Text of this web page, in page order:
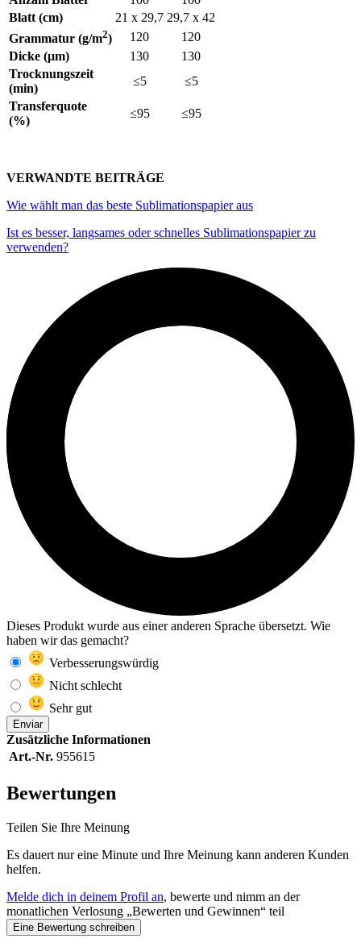
Blatt (cm)
21 x 29,7 29,7 x 42
Grammatur (g/m2) 120
120
Dicke (μm)
130
130
Trocknungszeit
(min)
≤5
≤5
Transferquote
(%)
≤95 ≤95
VERWANDTE BEITRÄGE
Wie wählt man das beste Sublimationspapier aus
Ist es besser, langsames oder schnelles Sublimationspapier zu
verwenden?
Dieses Produkt wurde aus einer anderen Sprache übersetzt. Wie
haben wir das gemacht?
Verbesserungswürdig
Nicht schlecht
Sehr gut
Enviar
Zusätzliche Informationen
Art.-Nr. 955615
Bewertungen
Teilen Sie Ihre Meinung
Es dauert nur eine Minute und Ihre Meinung kann anderen Kunden
helfen.
Melde dich in deinem Profil an, bewerte und nimm an der
monatlichen Verlosung „Bewerten und Gewinnen“ teil
Eine Bewertung schreiben